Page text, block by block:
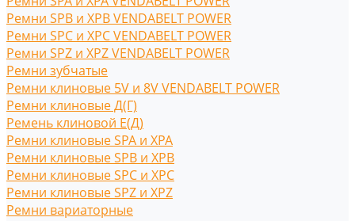
Ремни SPB и XPB VENDABELT POWER
Ремни SPC и XPC VENDABELT POWER
Ремни SPZ и XPZ VENDABELT POWER
Ремни зубчатые
Ремни клиновые 5V и 8V VENDABELT POWER
Ремни клиновые Д(Г)
Ремень клиновой Е(Д)
Ремни клиновые SPA и XPA
Ремни клиновые SPB и XPB
Ремни клиновые SPC и XPC
Ремни клиновые SPZ и XPZ
Ремни вариаторные